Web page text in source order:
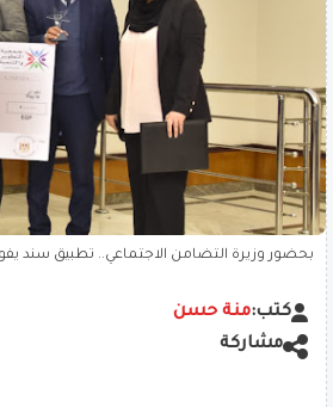
بحضور وزيرة التضامن الاجتماعي.. تطبيق سند
كتب:منة حسن
مشاركة